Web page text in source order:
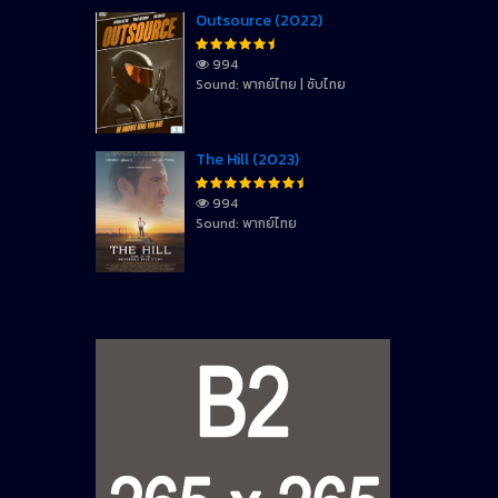
Outsource (2022)
994
Sound: พากย์ไทย | ซับไทย
The Hill (2023)
994
Sound: พากย์ไทย